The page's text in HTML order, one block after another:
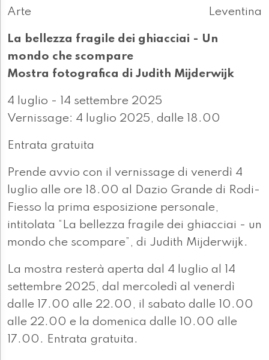
Arte Leventina
La bellezza fragile dei ghiacciai - Un
mondo che scompare
Mostra fotografica di Judith Mijderwijk
4 luglio - 14 settembre 2025
Vernissage: 4 luglio 2025, dalle 18.00
Entrata gratuita
Prende avvio con il vernissage di venerdì 4
luglio alle ore 18.00 al Dazio Grande di Rodi-
Fiesso la prima esposizione personale,
intitolata “La bellezza fragile dei ghiacciai - un
mondo che scompare”, di Judith Mijderwijk.
La mostra resterà aperta dal 4 luglio al 14
settembre 2025, dal mercoledì al venerdì
dalle 17.00 alle 22.00, il sabato dalle 10.00
alle 22.00 e la domenica dalle 10.00 alle
17.00. Entrata gratuita.